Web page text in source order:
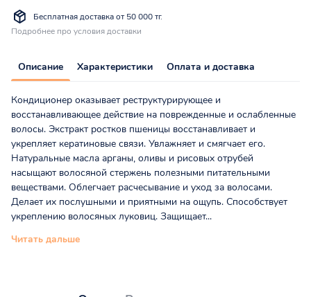
Бесплатная доставка от 50 000 тг.
Подробнее про условия доставки
Описание Характеристики Оплата и доставка
Кондиционер оказывает реструктурирующее и
восстанавливающее действие на поврежденные и ослабленные
волосы. Экстракт ростков пшеницы восстанавливает и
укрепляет кератиновые связи. Увлажняет и смягчает его.
Натуральные масла арганы, оливы и рисовых отрубей
насыщают волосяной стержень полезными питательными
веществами. Облегчает расчесывание и уход за волосами.
Делает их послушными и приятными на ощупь. Способствует
укреплению волосяных луковиц. Защищает...
Читать дальше